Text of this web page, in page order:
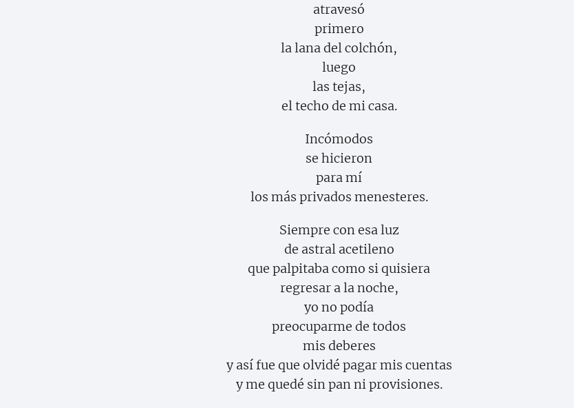
atravesó
primero
la lana del colchón,
luego
las tejas,
el techo de mi casa.
Incómodos
se hicieron
para mí
los más privados menesteres.
Siempre con esa luz
de astral acetileno
que palpitaba como si quisiera
regresar a la noche,
yo no podía
preocuparme de todos
mis deberes
y así fue que olvidé pagar mis cuentas
y me quedé sin pan ni provisiones.